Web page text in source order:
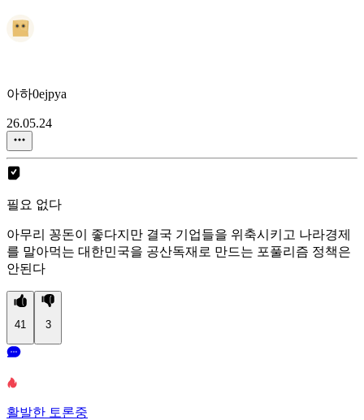
아하0ejpya
26.05.24
필요 없다
아무리 꽁돈이 좋다지만 결국 기업들을 위축시키고 나라경제
를 말아먹는 대한민국을 공산독재로 만드는 포풀리즘 정책은
안된다
41 3
활발한 토론중